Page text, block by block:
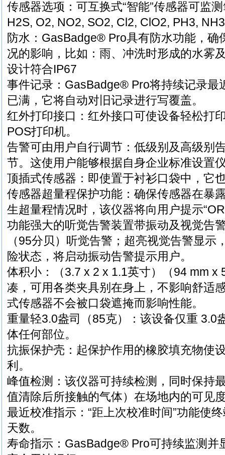
传感器选项：可互换式“智能”传感器可监
H2S, O2, NO2, SO2, Cl2, ClO2, PH3,
防水：GasBadge® Pro具有防水功能，确
况的影响，比如：雨、冲洗时形成的水雾
设计符合IP67
事件记录：GasBadge® Pro将持续记录最
已满，它将自动对旧记录进行写覆盖。
红外打印接口：红外接口可使设备轻松打
POS打印机。
告警可由用户自行调节：低级别及高级别
节。这使用户能够根据自身企业标准设置
顶插式传感器：即使置于衬衫口袋中，它
传感器超量程保护功能：确保传感器在暴
生超量程情况时，该仪器将向用户提示
功能强大的听觉告警装置带振动及视觉告
（95分贝）听觉告警；超亮视觉告警显
险状态，将启动振动告警提示用户。
体积小：（3.7 x 2 x 1.1英寸）（94 mm x
凑，可用各类夹具别在身上，不影响舒适
式传感器不会被口袋遮掩而影响性能。
重量轻3.0盎司（85克）：该设备仅重 3.0
体任何部位。
抗振保护壳：起保护作用的橡胶填充物使
利。
峰值检测：该仪器可持续检测，同时保持
值清除后所接触的气体）在场地内的可见
最近校准指示：“距上次校准时间”功能使
天数。
寿命指示：GasBadge® Pro可持续监测并